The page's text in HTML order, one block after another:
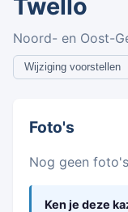
Twello
Noord- en Oost-
Wijziging voorstellen
Foto's
Nog geen
Ken je deze